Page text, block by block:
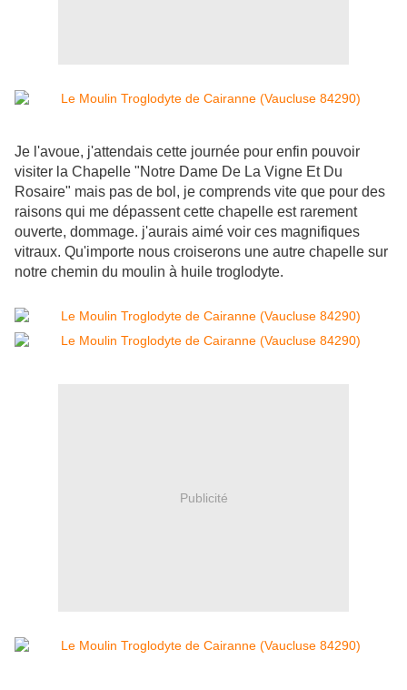
Je l'avoue, j'attendais cette journée pour enfin pouvoir
visiter la Chapelle "Notre Dame De La Vigne Et Du
Rosaire" mais pas de bol, je comprends vite que pour des
raisons qui me dépassent cette chapelle est rarement
ouverte, dommage. j'aurais aimé voir ces magnifiques
vitraux. Qu'importe nous croiserons une autre chapelle sur
notre chemin du moulin à huile troglodyte.
Publicité